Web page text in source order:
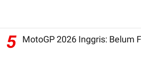
5 MotoGP 2026 Inggris: Belum